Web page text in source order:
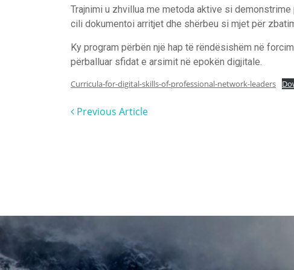
Trajnimi u zhvillua me metoda aktive si
cili dokumentoi arritjet dhe shërbeu si mjet për
Ky program përbën një hap të rëndësishëm në
përballuar sfidat e arsimit në epokën digjitale.
Curricula-for-digital-skills-of-professional-network-leaders
Previous Article